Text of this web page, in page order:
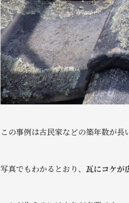
この事例は古民家などの築年数が長
写真でもわかるとおり、 瓦にコケが